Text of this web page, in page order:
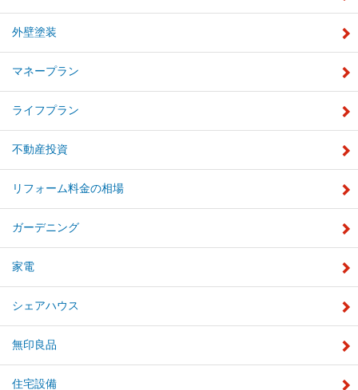
外壁塗装
マネープラン
ライフプラン
不動産投資
リフォーム料金の相場
ガーデニング
家電
シェアハウス
無印良品
住宅設備